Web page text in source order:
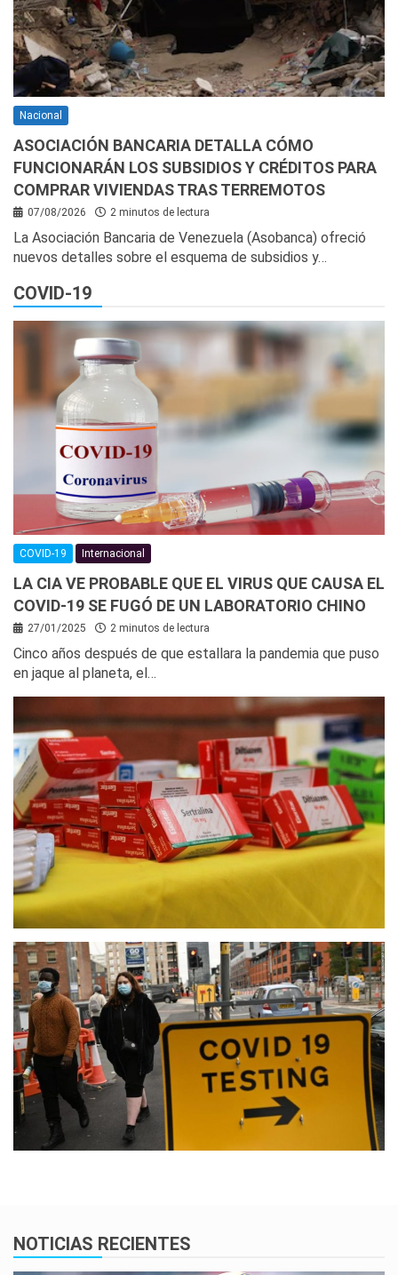
Nacional
ASOCIACIÓN BANCARIA DETALLA CÓMO
FUNCIONARÁN LOS SUBSIDIOS Y CRÉDITOS PARA
COMPRAR VIVIENDAS TRAS TERREMOTOS
07/08/2026 2 minutos de lectura
La Asociación Bancaria de Venezuela (Asobanca) ofreció
nuevos detalles sobre el esquema de subsidios y…
COVID-19
COVID-19 Internacional
LA CIA VE PROBABLE QUE EL VIRUS QUE CAUSA EL
COVID-19 SE FUGÓ DE UN LABORATORIO CHINO
27/01/2025 2 minutos de lectura
Cinco años después de que estallara la pandemia que puso
en jaque al planeta, el…
NOTICIAS RECIENTES